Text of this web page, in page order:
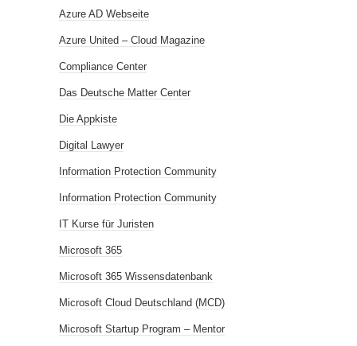
Azure AD Webseite
Azure United – Cloud Magazine
Compliance Center
Das Deutsche Matter Center
Die Appkiste
Digital Lawyer
Information Protection Community
Information Protection Community
IT Kurse für Juristen
Microsoft 365
Microsoft 365 Wissensdatenbank
Microsoft Cloud Deutschland (MCD)
Microsoft Startup Program – Mentor